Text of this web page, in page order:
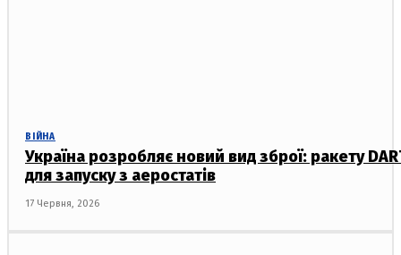
ВІЙНА
Україна розробляє новий вид зброї: ракету
для запуску з аеростатів
17 Червня, 2026